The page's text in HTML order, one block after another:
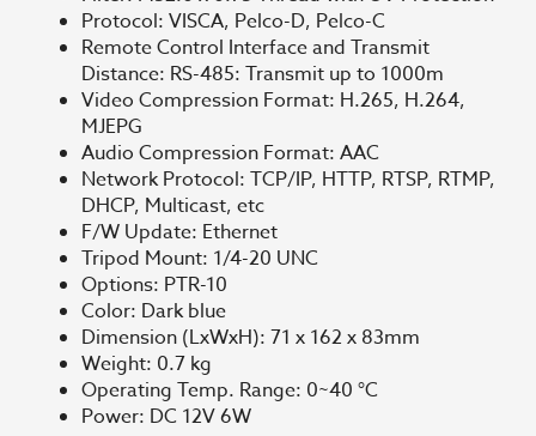
Protocol: VISCA, Pelco-D, Pelco-C
Remote Control Interface and Transmit
Distance: RS-485: Transmit up to 1000m
Video Compression Format: H.265, H.264,
MJEPG
Audio Compression Format: AAC
Network Protocol: TCP/IP, HTTP, RTSP, RTMP,
DHCP, Multicast, etc
F/W Update: Ethernet
Tripod Mount: 1/4-20 UNC
Options: PTR-10
Color: Dark blue
Dimension (LxWxH): 71 x 162 x 83mm
Weight: 0.7 kg
Operating Temp. Range: 0~40 °C
Power: DC 12V 6W